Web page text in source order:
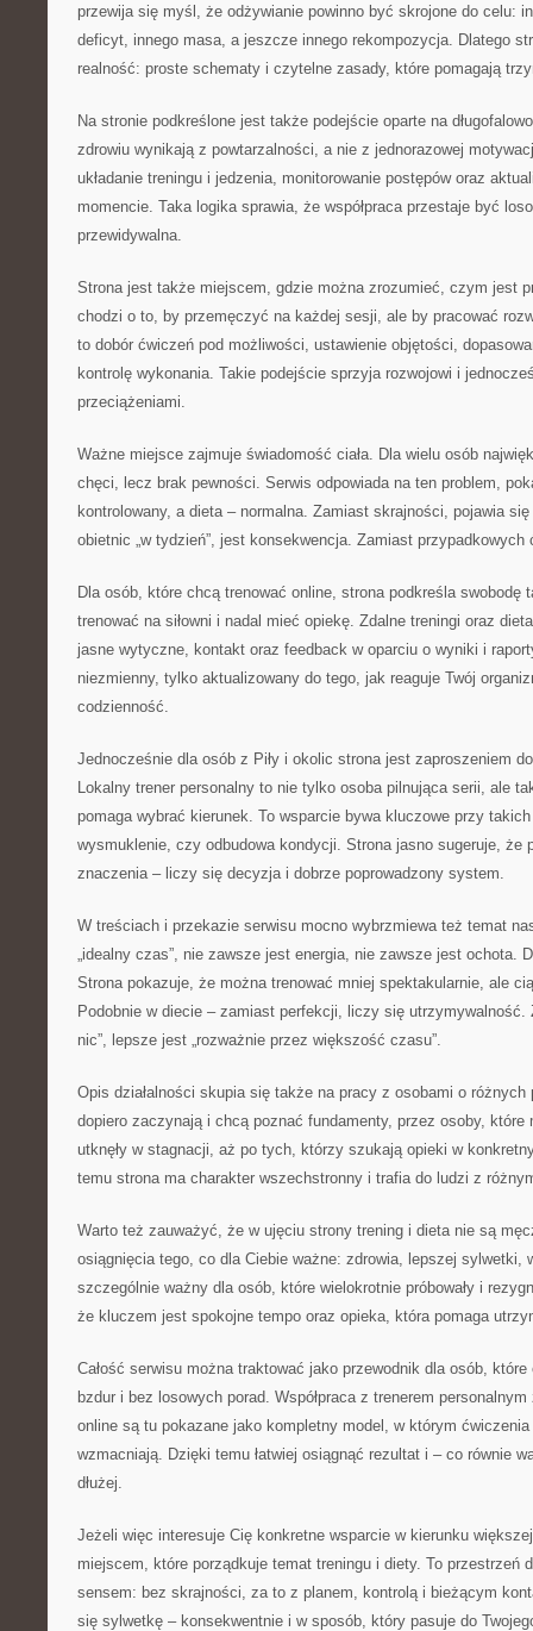
przewija się myśl, że odżywianie powinno być skrojone do celu:
deficyt, innego masa, a jeszcze innego rekompozycja. Dlatego
realność: proste schematy i czytelne zasady, które pomagają
Na stronie podkreślone jest także podejście oparte na
zdrowiu wynikają z powtarzalności, a nie z jednorazowej
układanie treningu i jedzenia, monitorowanie postępów oraz
momencie. Taka logika sprawia, że współpraca przestaje być
przewidywalna.
Strona jest także miejscem, gdzie można zrozumieć, czym jest
chodzi o to, by przemęczyć na każdej sesji, ale by pracować
to dobór ćwiczeń pod możliwości, ustawienie objętości,
kontrolę wykonania. Takie podejście sprzyja rozwojowi i
przeciążeniami.
Ważne miejsce zajmuje świadomość ciała. Dla wielu osób
chęci, lecz brak pewności. Serwis odpowiada na ten problem,
kontrolowany, a dieta – normalna. Zamiast skrajności, pojawia
obietnic „w tydzień”, jest konsekwencja. Zamiast
Dla osób, które chcą trenować online, strona podkreśla swobodę
trenować na siłowni i nadal mieć opiekę. Zdalne treningi oraz
jasne wytyczne, kontakt oraz feedback w oparciu o wyniki i
niezmienny, tylko aktualizowany do tego, jak reaguje Twój
codzienność.
Jednocześnie dla osób z Piły i okolic strona jest zaproszeniem
Lokalny trener personalny to nie tylko osoba pilnująca serii, ale
pomaga wybrać kierunek. To wsparcie bywa kluczowe przy
wysmuklenie, czy odbudowa kondycji. Strona jasno sugeruje, że
znaczenia – liczy się decyzja i dobrze poprowadzony system.
W treściach i przekazie serwisu mocno wybrzmiewa też temat
„idealny czas”, nie zawsze jest energia, nie zawsze jest ochota.
Strona pokazuje, że można trenować mniej spektakularnie, ale
Podobnie w diecie – zamiast perfekcji, liczy się utrzymywalność.
nic”, lepsze jest „rozważnie przez większość czasu”.
Opis działalności skupia się także na pracy z osobami o
dopiero zaczynają i chcą poznać fundamenty, przez osoby, które
utknęły w stagnacji, aż po tych, którzy szukają opieki w
temu strona ma charakter wszechstronny i trafia do ludzi z
Warto też zauważyć, że w ujęciu strony trening i dieta nie są
osiągnięcia tego, co dla Ciebie ważne: zdrowia, lepszej sylwetki,
szczególnie ważny dla osób, które wielokrotnie próbowały i
że kluczem jest spokojne tempo oraz opieka, która pomaga
Całość serwisu można traktować jako przewodnik dla osób,
bzdur i bez losowych porad. Współpraca z trenerem
online są tu pokazane jako kompletny model, w którym
wzmacniają. Dzięki temu łatwiej osiągnąć rezultat i – co równie
dłużej.
Jeżeli więc interesuje Cię konkretne wsparcie w kierunku
miejscem, które porządkuje temat treningu i diety. To przestrzeń
sensem: bez skrajności, za to z planem, kontrolą i bieżącym
się sylwetkę – konsekwentnie i w sposób, który pasuje do